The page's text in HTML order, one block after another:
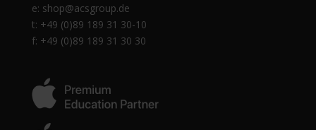
e: shop@acsgroup.de
t: +49 (0)89 189 31 30-10
f: +49 (0)89 189 31 30 30